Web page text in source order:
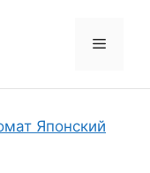
Меню
Японский